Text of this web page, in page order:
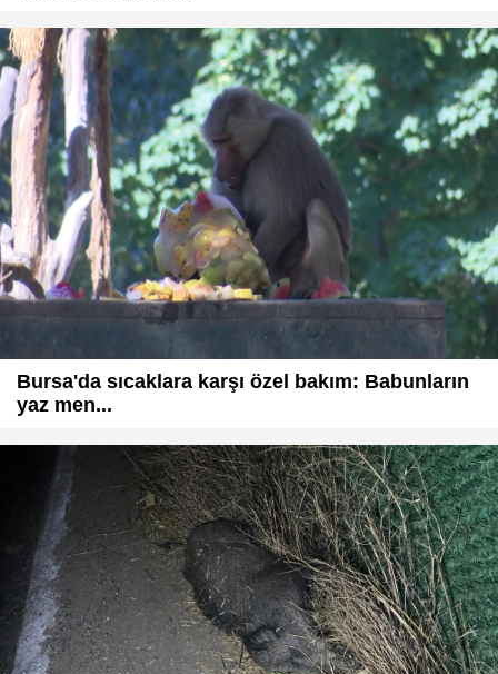
Bursa'da sıcaklara karşı özel bakım: Babunların
yaz men...